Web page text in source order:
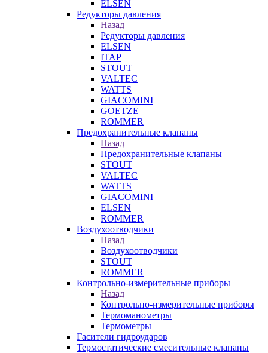
ELSEN
Редукторы давления
Назад
Редукторы давления
ELSEN
ITAP
STOUT
VALTEC
WATTS
GIACOMINI
GOETZE
ROMMER
Предохранительные клапаны
Назад
Предохранительные клапаны
STOUT
VALTEC
WATTS
GIACOMINI
ELSEN
ROMMER
Воздухоотводчики
Назад
Воздухоотводчики
STOUT
ROMMER
Контрольно-измерительные приборы
Назад
Контрольно-измерительные приборы
Термоманометры
Термометры
Гасители гидроударов
Термостатические смесительные клапаны